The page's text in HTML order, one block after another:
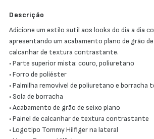
Descrição
Adicione um estilo sutil aos looks do dia a dia
apresentando um acabamento plano de grão de
calcanhar de textura contrastante.
• Parte superior mista: couro, poliuretano
• Forro de poliéster
• Palmilha removível de poliuretano e borracha
• Sola de borracha
• Acabamento de grão de seixo plano
• Painel de calcanhar de textura contrastante
• Logotipo Tommy Hilfiger na lateral